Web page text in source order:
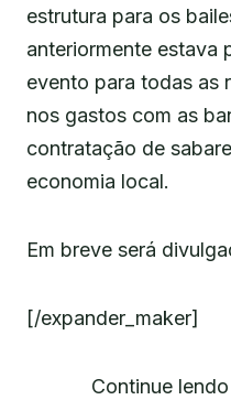
estrutura para os
anteriormente estava
evento para todas as
nos gastos com as
contratação de
economia local.
Em breve será
[/expander_maker]
Continue